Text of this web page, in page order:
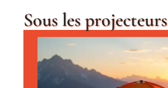
Sous les projecteurs